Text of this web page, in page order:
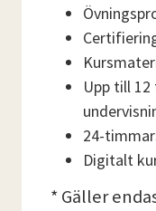
Upp till
24-
Digitalt
* Gäller